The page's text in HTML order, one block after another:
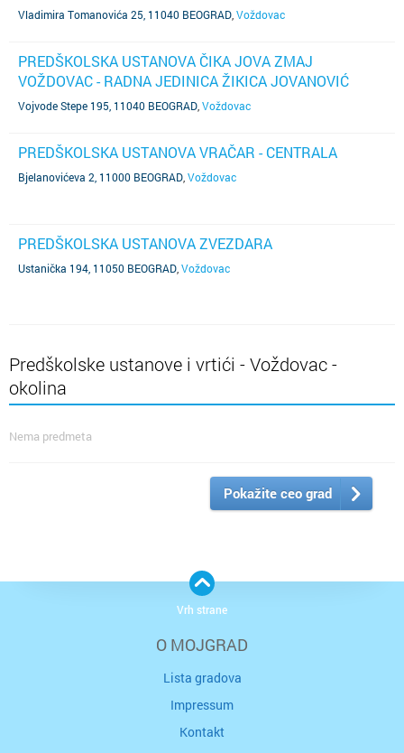
Vladimira Tomanovića 25, 11040 BEOGRAD Voždovac
PREDŠKOLSKA USTANOVA ČIKA JOVA ZMAJ
VOŽDOVAC - RADNA JEDINICA ŽIKICA JOVANOVIĆ
Vojvode Stepe 195, 11040 BEOGRAD Voždovac
PREDŠKOLSKA USTANOVA VRAČAR - CENTRALA
Bjelanovićeva 2, 11000 BEOGRAD Voždovac
PREDŠKOLSKA USTANOVA ZVEZDARA
Ustanička 194, 11050 BEOGRAD Voždovac
Predškolske ustanove i vrtići - Voždovac -
okolina
Nema predmeta
Pokažite ceo grad
O MOJGRAD
Lista gradova
Impressum
Kontakt
Vrh strane